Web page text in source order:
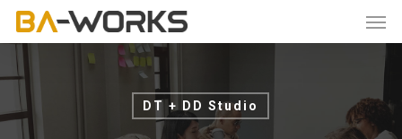
Skip
main
content
DT + DD Studio